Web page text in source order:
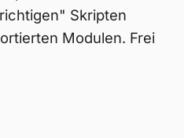
Skripten
Modulen. Frei